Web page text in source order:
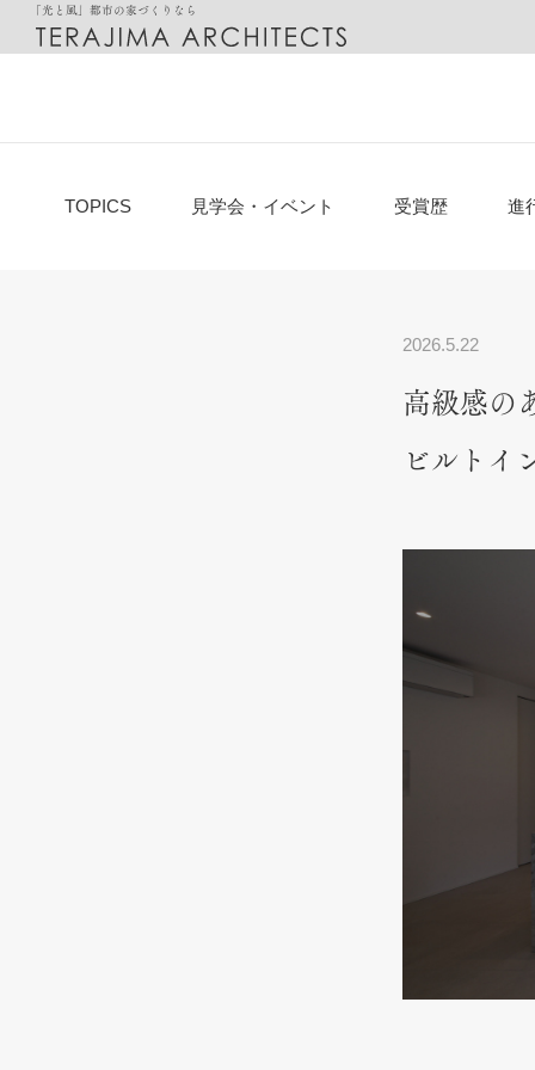
「光と風」都市の家づくりなら
邸宅別
都市に最適化した「光と風の家」
設計のご相談
TOPICS 見学会・イベント 受賞歴 進
2026.5.22
高級感の
ビルトイ